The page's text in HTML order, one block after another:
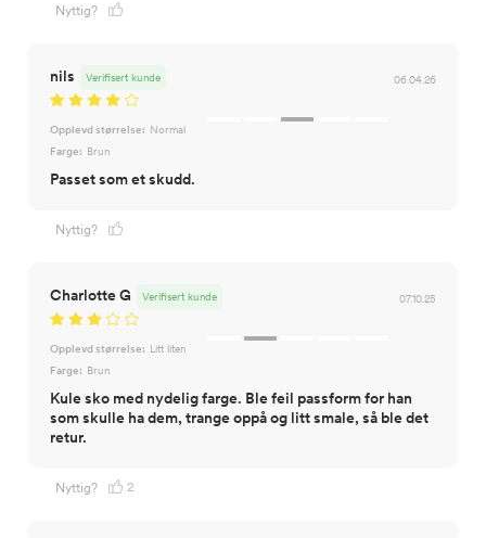
Nyttig?
nils 06.04.26
Verifisert kunde
Opplevd størrelse: Normal
Farge: Brun
Passet som et skudd.
Nyttig?
Charlotte G 07.10.25
Verifisert kunde
Opplevd størrelse: Litt liten
Farge: Brun
Kule sko med nydelig farge. Ble feil passform for han
som skulle ha dem, trange oppå og litt smale, så ble det
retur.
Nyttig? 2